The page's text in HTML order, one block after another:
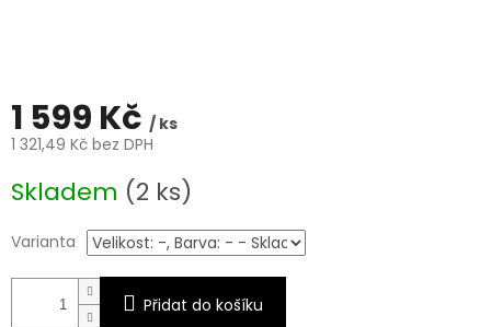
1 599 Kč / ks
1 321,49 Kč bez DPH
cena:
Skladem (2 ks)
Varianta
Přidat do košíku